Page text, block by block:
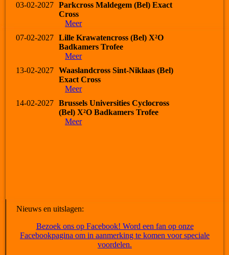
03-02-2027
Parkcross Maldegem (Bel) Exact
Cross
Meer
07-02-2027
Lille Krawatencross (Bel) X²O
Badkamers Trofee
Meer
13-02-2027
Waaslandcross Sint-Niklaas (Bel)
Exact Cross
Meer
14-02-2027
Brussels Universities Cyclocross
(Bel) X²O Badkamers Trofee
Meer
Nieuws en uitslagen:
Bezoek ons op Facebook! Word een fan op onze
Facebookpagina om in aanmerking te komen voor speciale
voordelen.